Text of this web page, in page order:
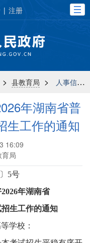
| 注册
> 县教育局 > 人事信息
年湖南省普
生工作的通知
16:09
局
〕 5号
2026年湖南省
生工作的通知
学校：